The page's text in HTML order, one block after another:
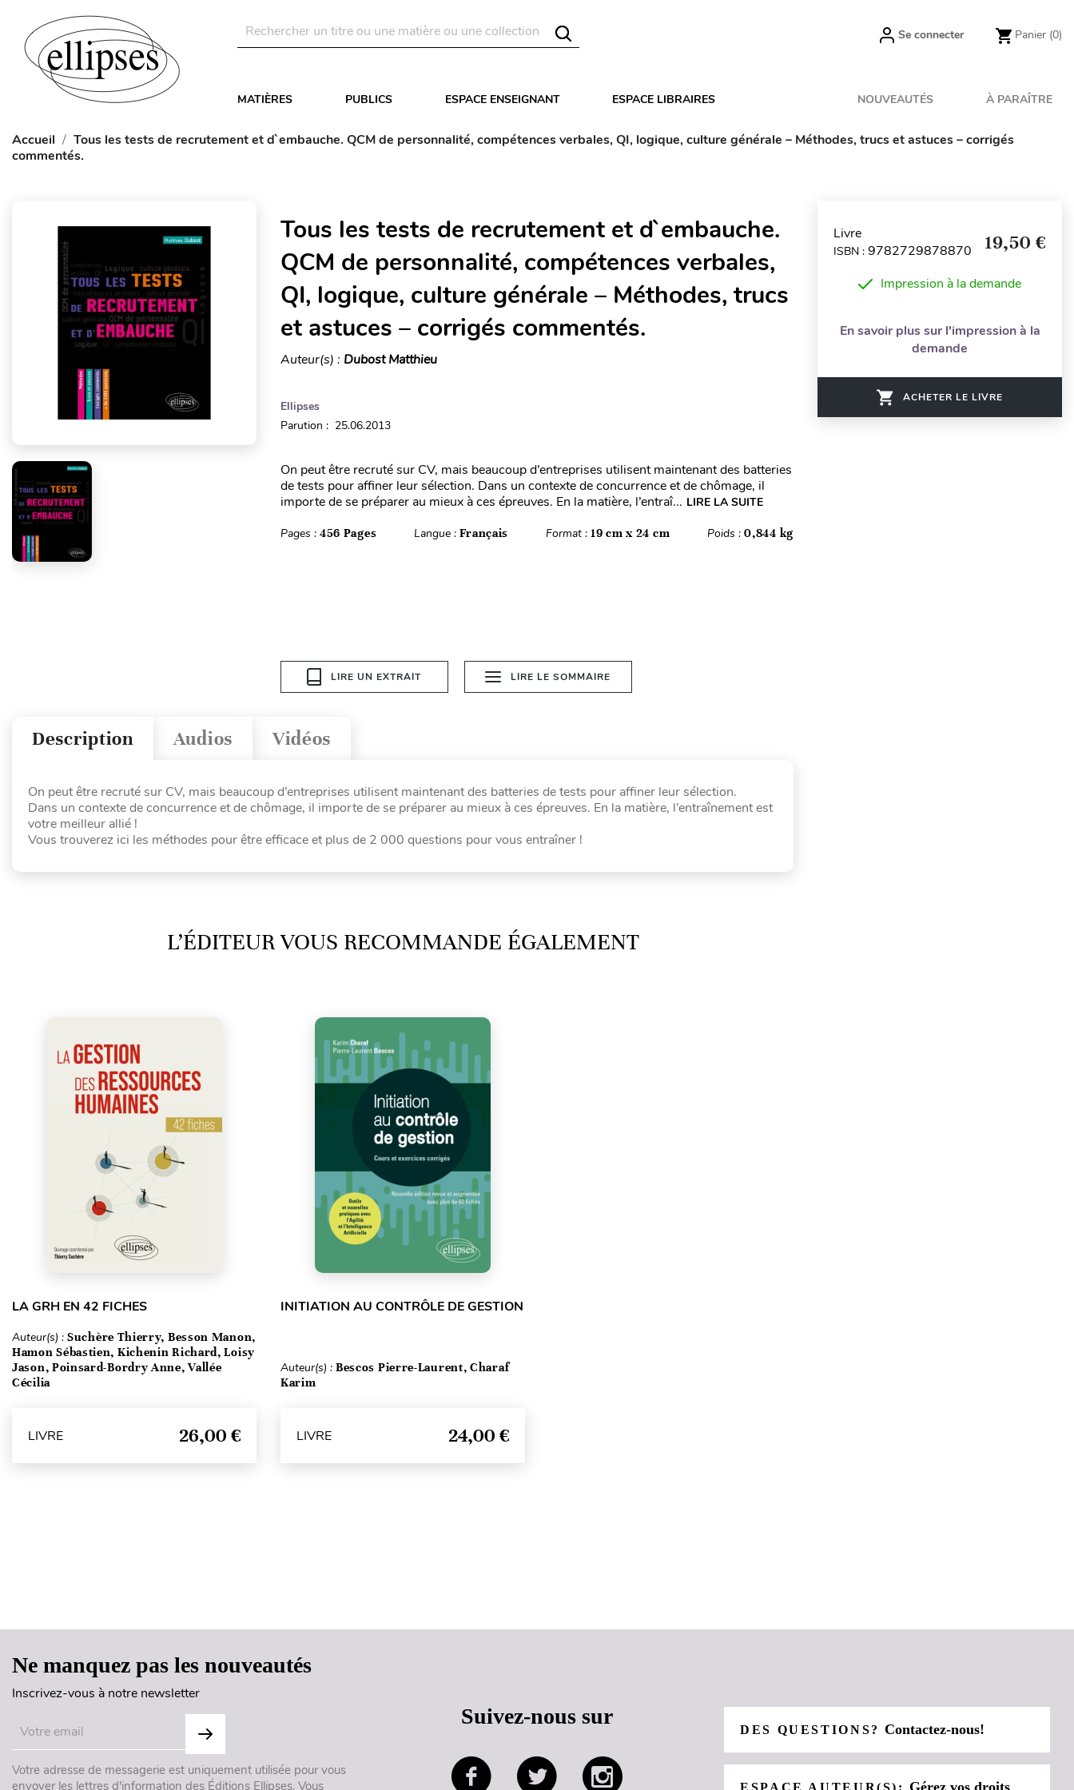
Se connecter Panier (0)
MATIÈRES PUBLICS ESPACE ENSEIGNANT ESPACE LIBRAIRES NOUVEAUTÉS À PARAÎTRE
Accueil
Tous les tests de recrutement et d`embauche. QCM de personnalité, compétences verbales, QI, logique, culture générale – Méthodes, trucs et astuces – corrigés
commentés.
Tous les tests de recrutement et d`embauche.
QCM de personnalité, compétences verbales,
QI, logique, culture générale – Méthodes, trucs
et astuces – corrigés commentés.
Auteur(s) : Dubost Matthieu
Ellipses
Parution : 25.06.2013
On peut être recruté sur CV, mais beaucoup d’entreprises utilisent maintenant des batteries
de tests pour affiner leur sélection. Dans un contexte de concurrence et de chômage, il
importe de se préparer au mieux à ces épreuves. En la matière, l’entraî... LIRE LA SUITE
Pages : 456 Pages Langue :Français Format :19 cm x 24 cm Poids :0,844 kg
LIRE UN EXTRAIT LIRE LE SOMMAIRE
Vidéos
Audios
Description
On peut être recruté sur CV, mais beaucoup d’entreprises utilisent maintenant des batteries de tests pour affiner leur sélection.
Dans un contexte de concurrence et de chômage, il importe de se préparer au mieux à ces épreuves. En la matière, l’entraînement est
votre meilleur allié !
Vous trouverez ici les méthodes pour être efficace et plus de 2 000 questions pour vous entraîner !
L’ÉDITEUR VOUS RECOMMANDE ÉGALEMENT
LA GRH EN 42 FICHES
Auteur(s) : Suchère Thierry, Besson Manon,
Hamon Sébastien, Kichenin Richard, Loisy
Jason, Poinsard-Bordry Anne, Vallée
Cécilia
LIVRE 26,00 €
INITIATION AU CONTRÔLE DE GESTION
Auteur(s) : Bescos Pierre-Laurent, Charaf
Karim
LIVRE 24,00 €
Livre
ISBN : 9782729878870 19,50 €
Impression à la demande
En savoir plus sur l'impression à la
demande
ACHETER LE LIVRE
Ne manquez pas les nouveautés
Inscrivez-vous à notre newsletter
Votre adresse de messagerie est uniquement utilisée pour vous
envoyer les lettres d'information des Éditions Ellipses. Vous
Suivez-nous sur
DES QUESTIONS?Contactez-nous!
ESPACE AUTEUR(S): Gérez vos droits